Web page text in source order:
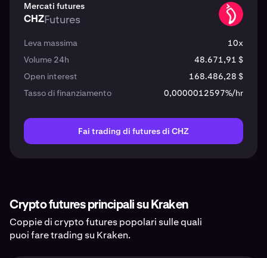
Mercati futures
CHZFutures CHZ
Leva massima
10x
Volume 24h
48.671,91 $
Open interest
168.486,28 $
Tasso di finanziamento
0,0000012597%/hr
Fai trading di futures di CHZ
Crypto futures principali su Kraken
Coppie di crypto futures popolari sulle quali
puoi fare trading su Kraken.